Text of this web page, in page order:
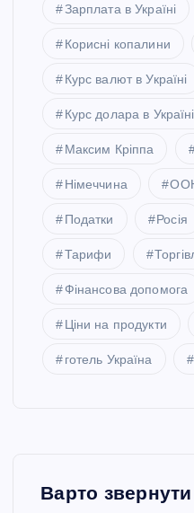
Зарплата в Україні
Корисні копалини
Курс валют в Україні
Курс долара в Україні
Максим Кріппа
Німеччина
Податки Росія
Тарифи
Фінансова допомога
Ціни на продукти
готель Україна
Варто